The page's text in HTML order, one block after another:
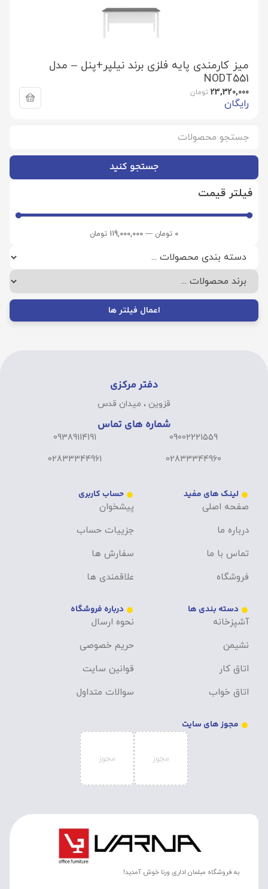
جستجو کنید
فیلتر قیمت
0 تومان —
119,000,000 تومان
اعمال فیلتر ها
میز کارمندی پایه فلزی برند نیلپر+پنل – مدل
NODT551
23,320,000 تومان
رایگان
دفتر مرکزی
قزوین ، میدان قدس
شماره های تماس
09002221559
02833344960
09389114191
02833344961
لینک های مفید
صفحه اصلی
درباره ما
تماس با ما
فروشگاه
حساب کاربری
پیشخوان
جزییات حساب
سفارش ها
علاقمندی ها
دسته بندی ها
آشپزخانه
نشیمن
اتاق کار
اتاق خواب
درباره فروشگاه
نحوه ارسال
حریم خصوصی
قوانین سایت
سوالات متداول
مجوز های سایت
به فروشگاه مبلمان اداری ورنا خوش آمدید!